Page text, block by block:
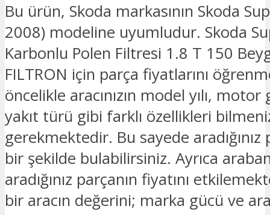
Bu ürün, Skoda markasının Skoda
2008) modeline uyumludur. Skoda
Karbonlu Polen Filtresi 1.8 T 150
FILTRON için parça fiyatlarını
öncelikle aracınızın model yılı,
yakıt türü gibi farklı özellikleri
gerekmektedir. Bu sayede aradığınız
bir şekilde bulabilirsiniz. Ayrıca
aradığınız parçanın fiyatını
bir aracın değerini; marka gücü ve